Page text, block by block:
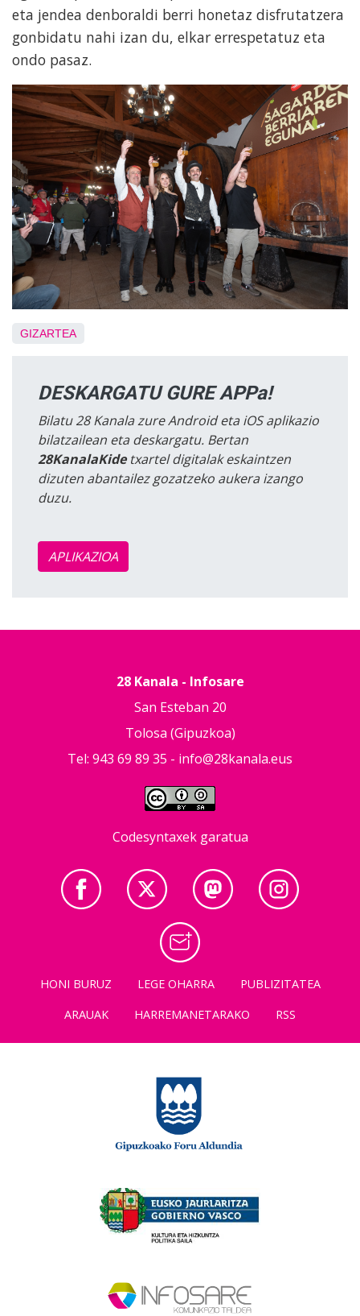
eta jendea denboraldi berri honetaz disfrutatzera
gonbidatu nahi izan du, elkar errespetatuz eta
ondo pasaz.
GIZARTEA
DESKARGATU GURE APPa!
Bilatu 28 Kanala zure Android eta iOS aplikazio
bilatzailean eta deskargatu. Bertan
28KanalaKidetxartel digitalak eskaintzen
dizuten abantailez gozatzeko aukera izango
duzu.
APLIKAZIOA
28 Kanala - Infosare
San Esteban 20
Tolosa (Gipuzkoa)
Tel: 943 69 89 35 - info@28kanala.eus
Codesyntaxek garatua
HONI BURUZ LEGE OHARRA
PUBLIZITATEA
ARAUAK
HARREMANETARAKO RSS